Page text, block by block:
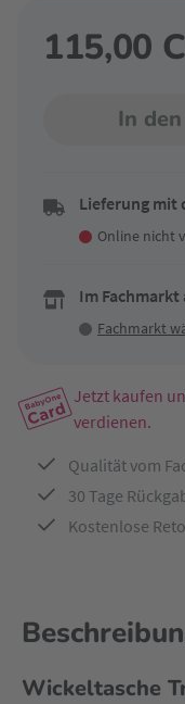
115,00
In
Lieferung mit
Online nicht
Im Fachmarkt
Fachmarkt
Jetzt kaufen
verdienen.
Qualität vom
30 Tage
Kostenlose
Wickeltasche